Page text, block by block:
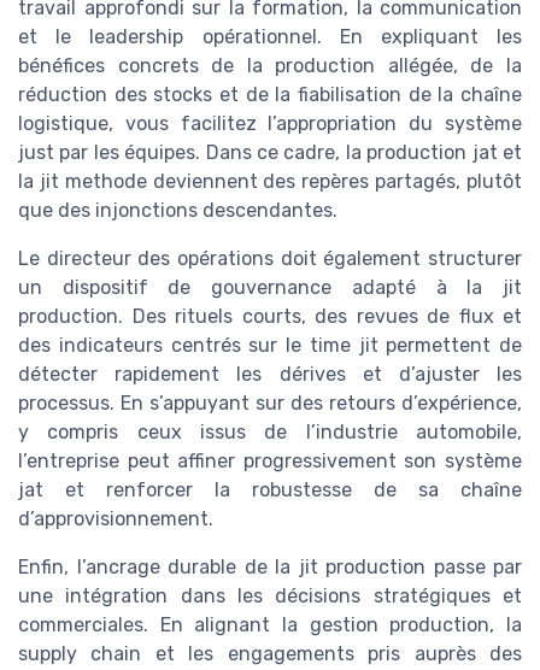
travail approfondi sur la formation, la communication
et le leadership opérationnel. En expliquant les
bénéfices concrets de la production allégée, de la
réduction des stocks et de la fiabilisation de la chaîne
logistique, vous facilitez l’appropriation du système
just par les équipes. Dans ce cadre, la production jat et
la jit methode deviennent des repères partagés, plutôt
que des injonctions descendantes.
Le directeur des opérations doit également structurer
un dispositif de gouvernance adapté à la jit
production. Des rituels courts, des revues de flux et
des indicateurs centrés sur le time jit permettent de
détecter rapidement les dérives et d’ajuster les
processus. En s’appuyant sur des retours d’expérience,
y compris ceux issus de l’industrie automobile,
l’entreprise peut affiner progressivement son système
jat et renforcer la robustesse de sa chaîne
d’approvisionnement.
Enfin, l’ancrage durable de la jit production passe par
une intégration dans les décisions stratégiques et
commerciales. En alignant la gestion production, la
supply chain et les engagements pris auprès des